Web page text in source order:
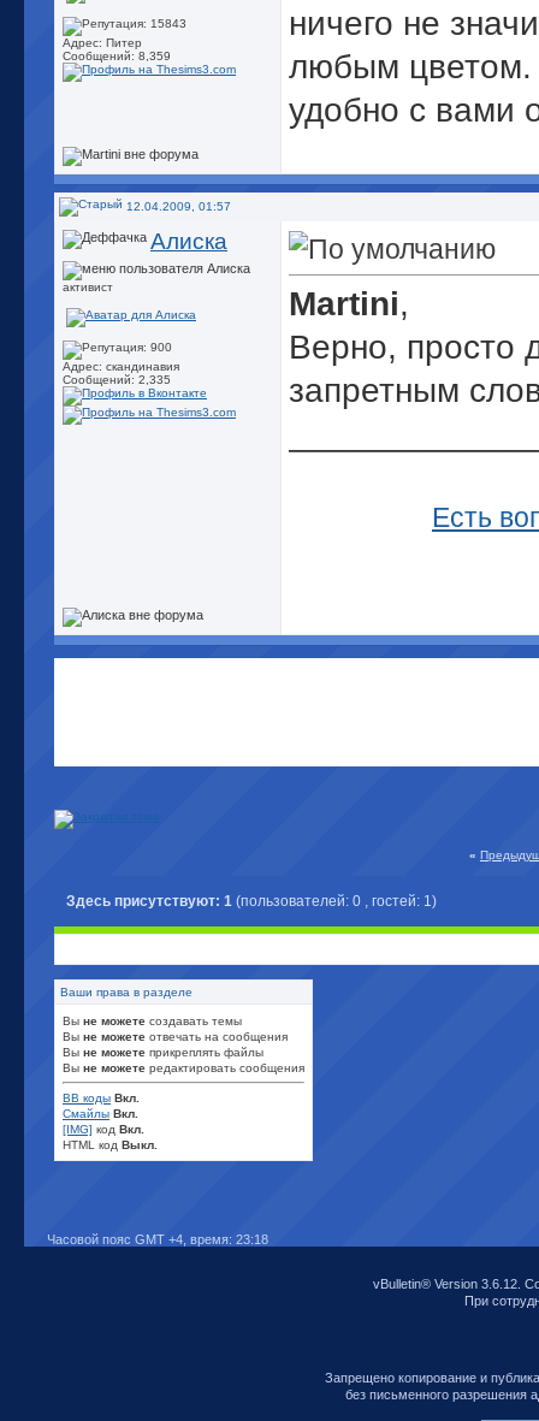
Адрес: Питер
Сообщений: 8,359
ничего не
любым цветом.
удобно с вами
12.04.2009, 01:57
Алиска
активист
Адрес: скандинавия
Сообщений: 2,335
Martini,
Верно, просто
запретным
Есть
«
Здесь присутствуют: 1 (пользователей: 0 , гостей: 1)
Ваши права в разделе
Вы не можете создавать темы
Вы не можете отвечать на сообщения
Вы не можете прикреплять файлы
Вы не можете редактировать сообщения
BB коды Вкл.
Смайлы Вкл.
[IMG] код Вкл.
HTML код Выкл.
Часовой пояс GMT +4, время: 23:18
vBulletin® Version 3.6.12.
При
Запрещено копирование и
без письменного разрешения